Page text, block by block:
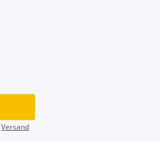
Versand